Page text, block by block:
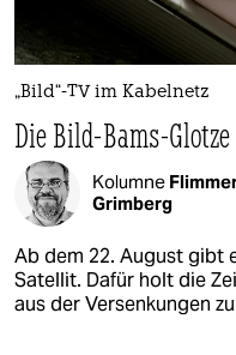
„Bild“-TV im Kabelnetz
Die Bild-Bams-Glotze
Kolumne
Grimberg
Ab dem 22. August gibt
Satellit. Dafür holt die
aus der Versenkungen